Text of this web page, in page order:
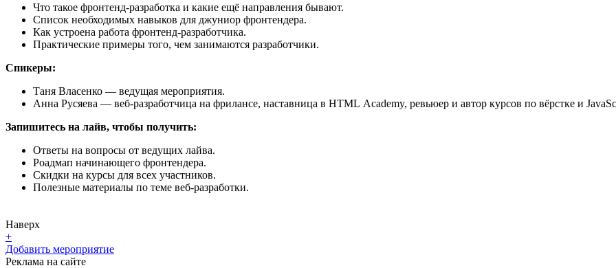
Что такое фронтенд-разработка и какие ещё направления бывают.
Список необходимых навыков для джуниор фронтендера.
Как устроена работа фронтенд-разработчика.
Практические примеры того, чем занимаются разработчики.
Спикеры:
Таня Власенко — ведущая мероприятия.
Анна Русяева — веб-разработчица на фрилансе, наставница в HTML Academy, ревьюер и автор курсов по вёрстке и
Запишитесь на лайв, чтобы получить:
Ответы на вопросы от ведущих лайва.
Роадмап начинающего фронтендера.
Скидки на курсы для всех участников.
Полезные материалы по теме веб-разработки.
Наверх
+
Добавить мероприятие
Реклама на сайте